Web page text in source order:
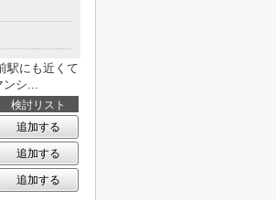
駅にも近くて
ンシ...
検討リスト
追加する
追加する
追加する